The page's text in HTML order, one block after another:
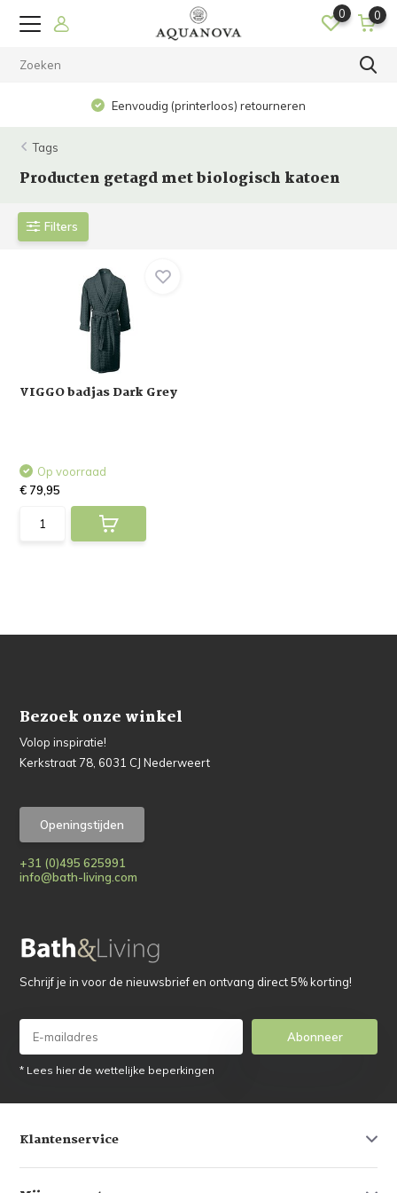
0 0
Eenvoudig (printerloos) retourneren
Tags
Producten getagd met biologisch katoen
Filters
VIGGO badjas Dark Grey
Op voorraad
€ 79,95
Bezoek onze winkel
Volop inspiratie!
Kerkstraat 78, 6031 CJ Nederweert
Openingstijden
+31 (0)495 625991
info@bath-living.com
Schrijf je in voor de nieuwsbrief en ontvang direct 5% korting!
Abonneer
* Lees hier de wettelijke beperkingen
Klantenservice